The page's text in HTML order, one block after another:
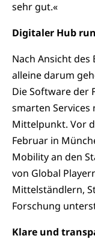
sehr gut.«
Digitaler Hub
Nach Ansicht
alleine darum
Die Software der
smarten
Mittelpunkt. Vor
Februar in
Mobility an den
von Global
Mittelständlern,
Forschung
Klare und